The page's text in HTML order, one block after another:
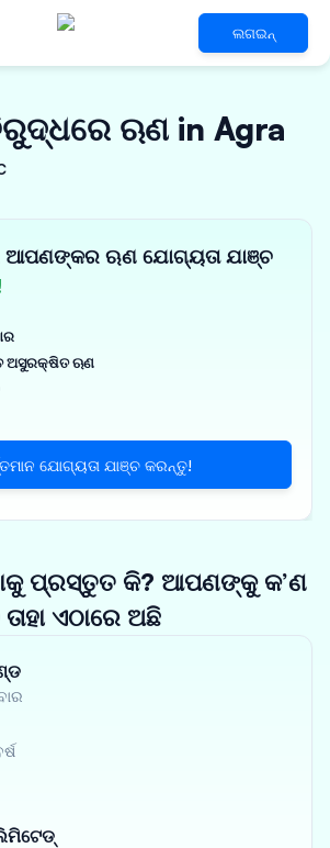
ଲଗଇନ୍
ଋଣ in Agra
ଆପଣଙ୍କର ଋଣ ଯୋଗ୍ୟତା ଯାଞ୍ଚ
ଅସୁରକ୍ଷିତ ଋଣ
ଯୋଗ୍ୟତା ଯାଞ୍ଚ କରନ୍ତୁ!
ପ୍ରସ୍ତୁତ କି? ଆପଣଙ୍କୁ କ’ଣ
ଏଠାରେ ଅଛି